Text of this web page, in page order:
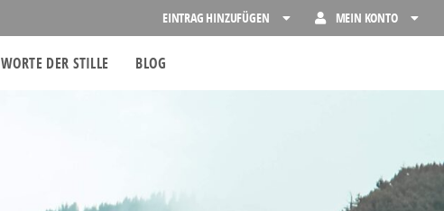
EINTRAG HINZUFÜGEN MEIN KONTO
WORTE DER STILLE BLOG